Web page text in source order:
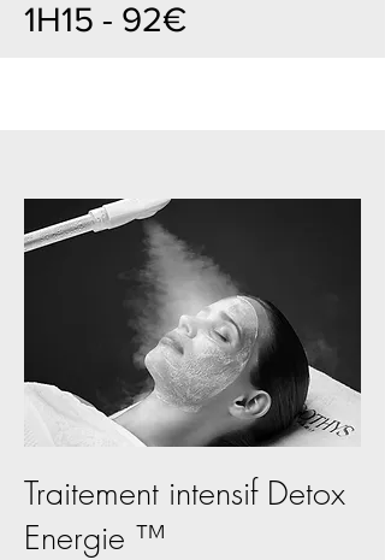
1H15 - 92€
Traitement intensif Detox
Energie ™